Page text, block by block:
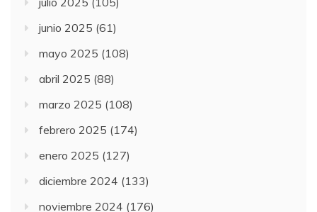
junio 2025 (61)
mayo 2025 (108)
abril 2025 (88)
marzo 2025 (108)
febrero 2025 (174)
enero 2025 (127)
diciembre 2024 (133)
noviembre 2024 (176)